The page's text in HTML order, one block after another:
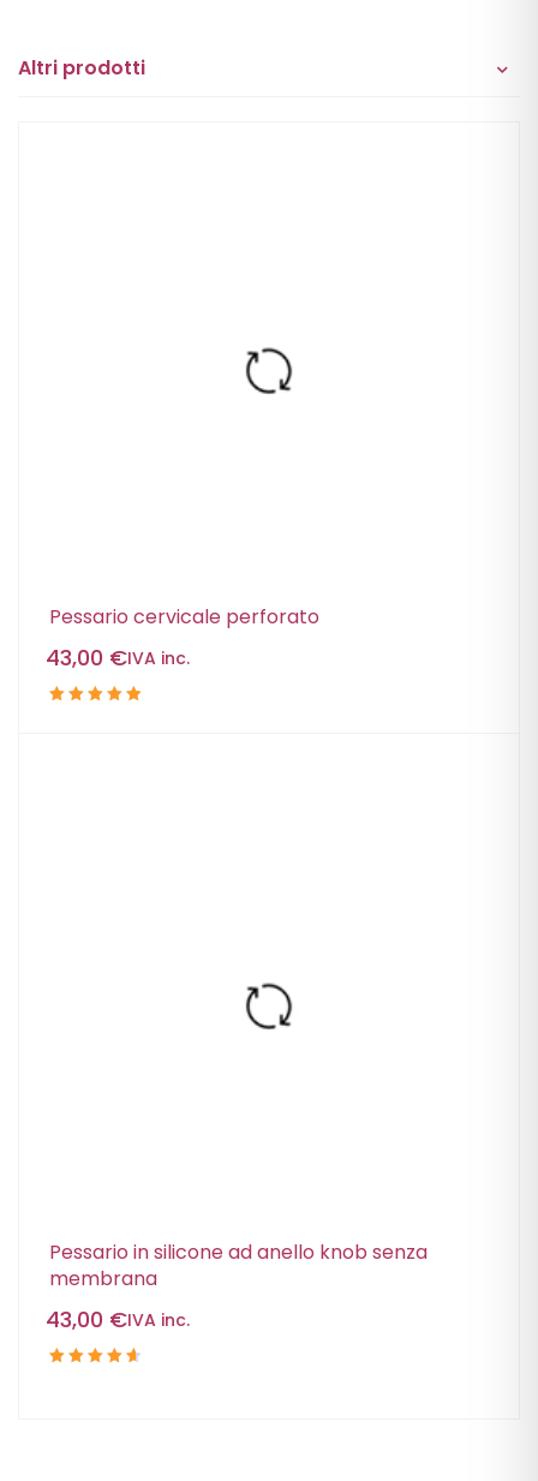
Altri prodotti
Pessario cervicale perforato
43,00 €IVA inc.
Pessario in silicone ad anello knob senza
membrana
43,00 €IVA inc.